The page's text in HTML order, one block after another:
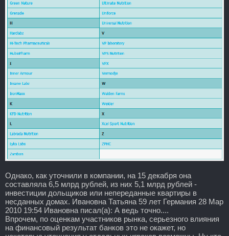
Однако, как уточнили в компании, на 15 декабря она
составляла 6,5 млрд рублей, из них 5,1 млрд рублей -
инвестиции дольщиков или непереданные квартиры в
несданных домах. Ивановна Татьяна 59 лет Германия 28 Мар
2010 19:54 Ивановна писал(а): А ведь точно....
Впрочем, по оценкам участников рынка, серьезного влияния
на финансовый результат банков это не окажет, но